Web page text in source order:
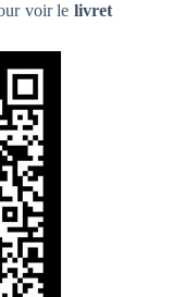
voir lelivret